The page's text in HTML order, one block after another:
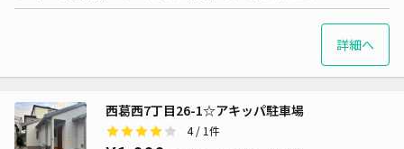
詳細へ
西葛西7丁目26-1☆アキッパ駐車場
4/ 1件